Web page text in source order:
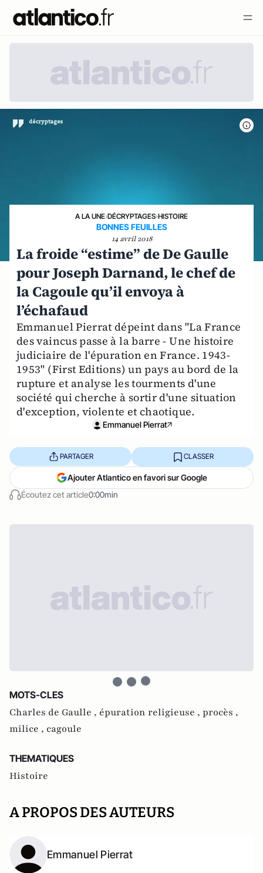
A LA UNE›DÉCRYPTAGES›HISTOIRE
BONNES FEUILLES
14 avril 2018
La froide “estime” de De Gaulle
pour Joseph Darnand, le chef de
la Cagoule qu’il envoya à
l’échafaud
Emmanuel Pierrat dépeint dans "La France
des vaincus passe à la barre - Une histoire
judiciaire de l'épuration en France. 1943-
1953" (First Editions) un pays au bord de la
rupture et analyse les tourments d'une
société qui cherche à sortir d'une situation
d'exception, violente et chaotique.
Emmanuel Pierrat
Écoutez cet article0:00min
PARTAGER CLASSER
Ajouter Atlantico en favori sur Google
MOTS-CLES
Charles de Gaulle , épuration religieuse , procès ,
milice , cagoule
THEMATIQUES
Histoire
A PROPOS DES AUTEURS
Emmanuel Pierrat